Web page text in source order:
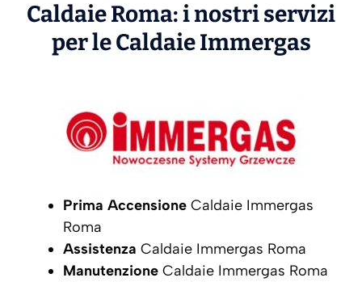
Caldaie Roma: i nostri servizi
per le CaldaieImmergas
Prima Accensione Caldaie Immergas
Roma
Assistenza Caldaie Immergas Roma
Manutenzione Caldaie Immergas Roma